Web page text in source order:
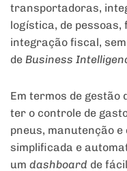
transportadoras,
logística, de
integração fiscal,
de Business
Em termos de gestão
ter o controle de
pneus, manutenção
simplificada e
um dashboard de